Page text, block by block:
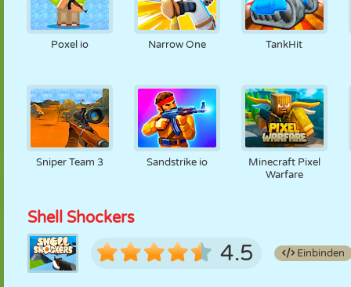
Poxel io Narrow One TankHit
Sniper Team 3 Sandstrike io
Minecraft Pixel
Warfare
Shell Shockers
4.5 Einbinden